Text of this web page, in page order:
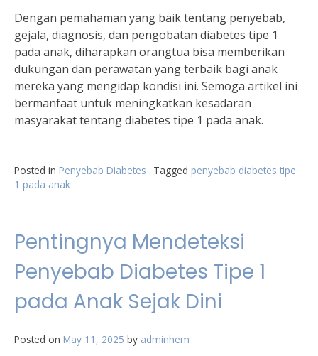
Dengan pemahaman yang baik tentang penyebab,
gejala, diagnosis, dan pengobatan diabetes tipe 1
pada anak, diharapkan orangtua bisa memberikan
dukungan dan perawatan yang terbaik bagi anak
mereka yang mengidap kondisi ini. Semoga artikel ini
bermanfaat untuk meningkatkan kesadaran
masyarakat tentang diabetes tipe 1 pada anak.
Posted in Penyebab Diabetes Tagged penyebab diabetes tipe
1 pada anak
Pentingnya Mendeteksi
Penyebab Diabetes Tipe 1
pada Anak Sejak Dini
Posted on May 11, 2025 by adminhem